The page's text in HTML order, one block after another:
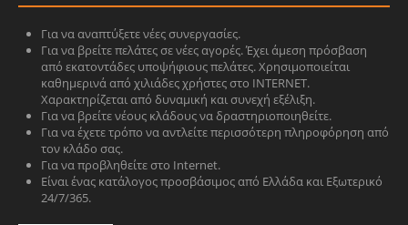
Για να αναπτύξετε νέες συνεργασίες.
Για να βρείτε πελάτες σε νέες αγορές. Έχει άμεση πρόσβαση
από εκατοντάδες υποψήφιους πελάτες. Χρησιμοποιείται
καθημερινά από χιλιάδες χρήστες στο INTERNET.
Χαρακτηρίζεται από δυναμική και συνεχή εξέλιξη.
Για να βρείτε νέους κλάδους να δραστηριοποιηθείτε.
Για να έχετε τρόπο να αντλείτε περισσότερη πληροφόρηση από
τον κλάδο σας.
Για να προβληθείτε στο Internet.
Είναι ένας κατάλογος προσβάσιμος από Ελλάδα και Εξωτερικό
24/7/365.